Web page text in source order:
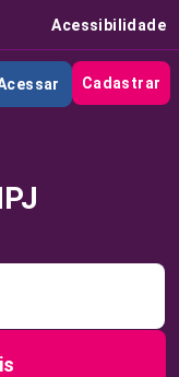
Acessibilidade
Cadastrar